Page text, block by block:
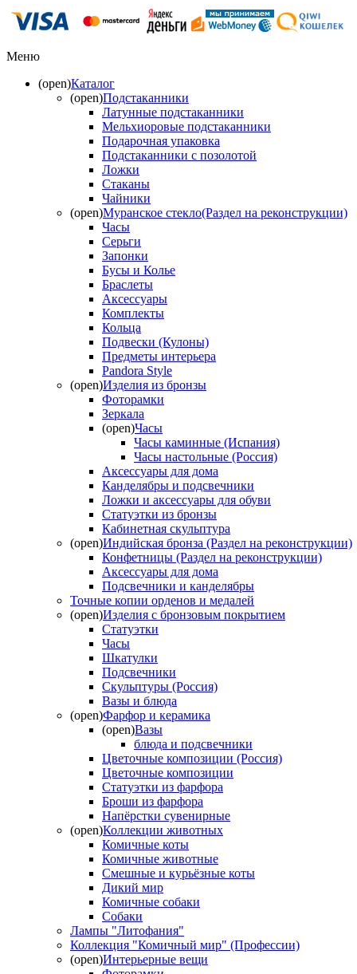
Меню
(open)Каталог
(open)Подстаканники
Латунные подстаканники
Мельхиоровые подстаканники
Подарочная упаковка
Подстаканники с позолотой
Ложки
Стаканы
Чайники
(open)Муранское стекло(Раздел на реконструкции)
Часы
Серьги
Запонки
Бусы и Колье
Браслеты
Аксессуары
Комплекты
Кольца
Подвески (Кулоны)
Предметы интерьера
Pandora Style
(open)Изделия из бронзы
Фоторамки
Зеркала
(open)Часы
Часы каминные (Испания)
Часы настольные (Россия)
Аксессуары для дома
Канделябры и подсвечники
Ложки и аксессуары для обуви
Статуэтки из бронзы
Кабинетная скульптура
(open)Индийская бронза (Раздел на реконструкции)
Конфетницы (Раздел на реконструкции)
Аксессуары для дома
Подсвечники и канделябры
Точные копии орденов и медалей
(open)Изделия с бронзовым покрытием
Статуэтки
Часы
Шкатулки
Подсвечники
Скульптуры (Россия)
Вазы и блюда
(open)Фарфор и керамика
(open)Вазы
блюда и подсвечники
Цветочные композиции (Россия)
Цветочные композиции
Статуэтки из фарфора
Броши из фарфора
Напёрстки сувенирные
(open)Коллекции животных
Комичные коты
Комичные животные
Смешные и курьёзные коты
Дикий мир
Комичные собаки
Собаки
Лампы "Литофания"
Коллекция "Комичный мир" (Профессии)
(open)Интерьерные вещи